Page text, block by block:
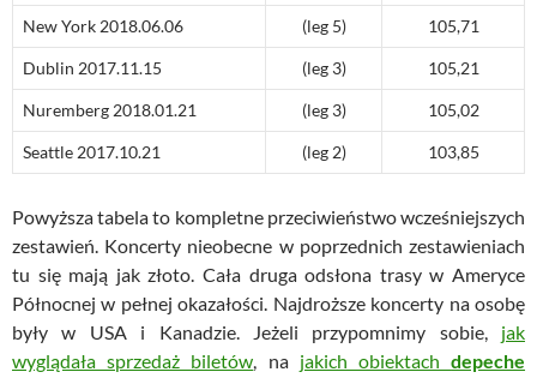
New York 2018.06.06 (leg 5) 105,71
Dublin 2017.11.15 (leg 3) 105,21
Nuremberg 2018.01.21 (leg 3) 105,02
Seattle 2017.10.21 (leg 2) 103,85
Powyższa tabela to kompletne przeciwieństwo wcześniejszych
zestawień. Koncerty nieobecne w poprzednich zestawieniach
tu się mają jak złoto. Cała druga odsłona trasy w Ameryce
Północnej w pełnej okazałości. Najdroższe koncerty na osobę
były w USA i Kanadzie. Jeżeli przypomnimy sobie, jak
wyglądała sprzedaż biletów, na jakich obiektachdepeche